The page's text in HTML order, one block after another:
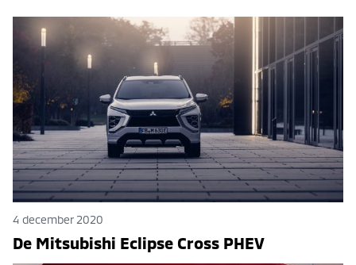
4 december 2020
De Mitsubishi Eclipse Cross PHEV